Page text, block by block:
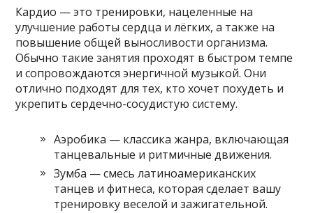
Кардио — это тренировки, нацеленные на
улучшение работы сердца и лёгких, а также на
повышение общей выносливости организма.
Обычно такие занятия проходят в быстром темпе
и сопровождаются энергичной музыкой. Они
отлично подходят для тех, кто хочет похудеть и
укрепить сердечно-сосудистую систему.
Аэробика — классика жанра, включающая
танцевальные и ритмичные движения.
Зумба — смесь латиноамериканских
танцев и фитнеса, которая сделает вашу
тренировку веселой и зажигательной.